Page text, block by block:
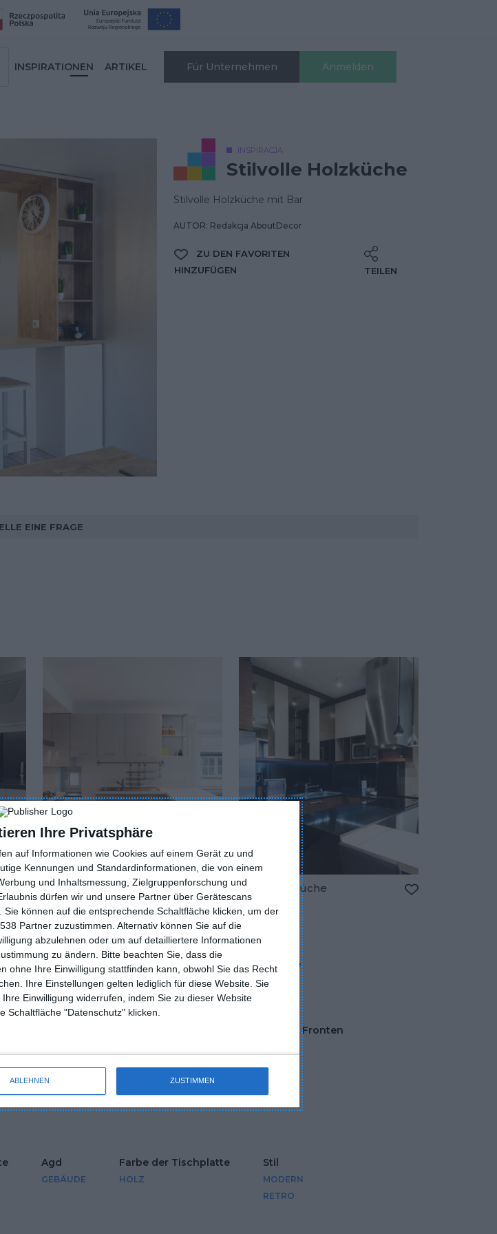
Ihre Privatsphäre
auf Informationen wie Cookies auf einem Gerät zu und
Kennungen und Standardinformationen, die von einem
und Inhaltsmessung, Zielgruppenforschung und
dürfen wir und unsere Partner über Gerätescans
können auf die entsprechende Schaltfläche klicken, um der
Partner zuzustimmen. Alternativ können Sie auf die
abzulehnen oder um auf detailliertere Informationen
zu ändern.
Bitte beachten Sie, dass die
ohne Ihre Einwilligung stattfinden kann, obwohl Sie das Recht
Ihre Einstellungen gelten lediglich für diese Website. Sie
Einwilligung widerrufen, indem Sie zu dieser Website
"Datenschutz" klicken.
ABLEHNEN ZUSTIMMEN
INSPIRATIONEN ARTIKEL Für Unternehmen Anmelden
INSPIRACJA
Stilvolle Holzküche
Stilvolle Holzküche mit Bar
AUTOR: Redakcja AboutDecor
HINZUFÜGEN
TEILEN
EINE FRAGE
Zu den Favoriten hinzufügen
Graue Küche
Zu den Favoriten hinzufügen
Moderne Küche
Wände
FARBE
Abmessungen
KLEIN
Die Form der Küche
U-FÖRMIGE KÜCHE
Farben der Fronten
Agd
GEBÄUDE
Farbe der Tischplatte
HOLZ
Stil
MODERN
RETRO